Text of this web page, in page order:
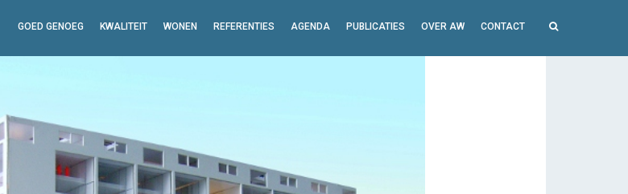
GOED GENOEG KWALITEIT WONEN REFERENTIES AGENDA PUBLICATIES OVER AW CONTACT